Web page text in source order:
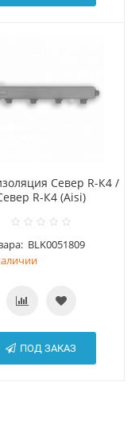
Север R-К4 /
R-К4 (Aisi)
BLK0051809
ПОД ЗАКАЗ